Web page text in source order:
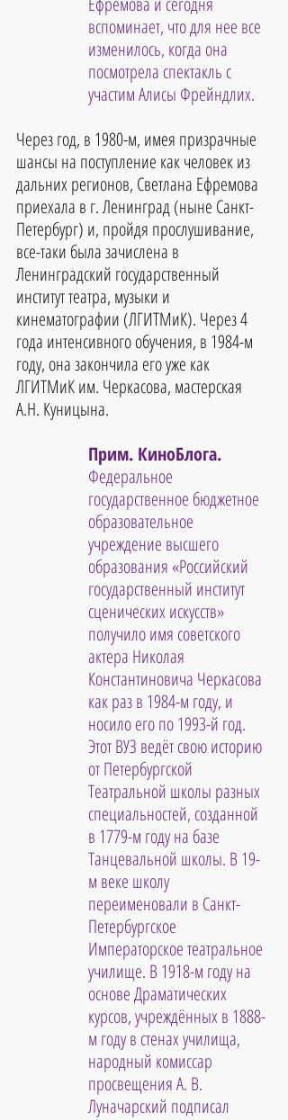
вспоминает, что для нее все
изменилось, когда она
посмотрела спектакль с
участим Алисы Фрейндлих.
Через год, в 1980-м, имея призрачные
шансы на поступление как человек из
дальних регионов, Светлана Ефремова
приехала в г. Ленинград (ныне Санкт-
Петербург) и, пройдя прослушивание,
все-таки была зачислена в
Ленинградский государственный
институт театра, музыки и
кинематографии (ЛГИТМиК). Через 4
года интенсивного обучения, в 1984-м
году, она закончила его уже как
ЛГИТМиК им. Черкасова, мастерская
А.Н. Куницына.
Прим. КиноБлога.
Федеральное
государственное бюджетное
образовательное
учреждение высшего
образования «Российский
государственный институт
сценических искусств»
получило имя советского
актера Николая
Константиновича Черкасова
как раз в 1984-м году, и
носило его по 1993-й год.
Этот ВУЗ ведёт свою историю
от Петербургской
Театральной школы разных
специальностей, созданной
в 1779-м году на базе
Танцевальной школы. В 19-
м веке школу
переименовали в Санкт-
Петербургское
Императорское театральное
училище. В 1918-м году на
основе Драматических
курсов, учреждённых в 1888-
м году в стенах училища,
народный комиссар
просвещения А. В.
Луначарский подписал